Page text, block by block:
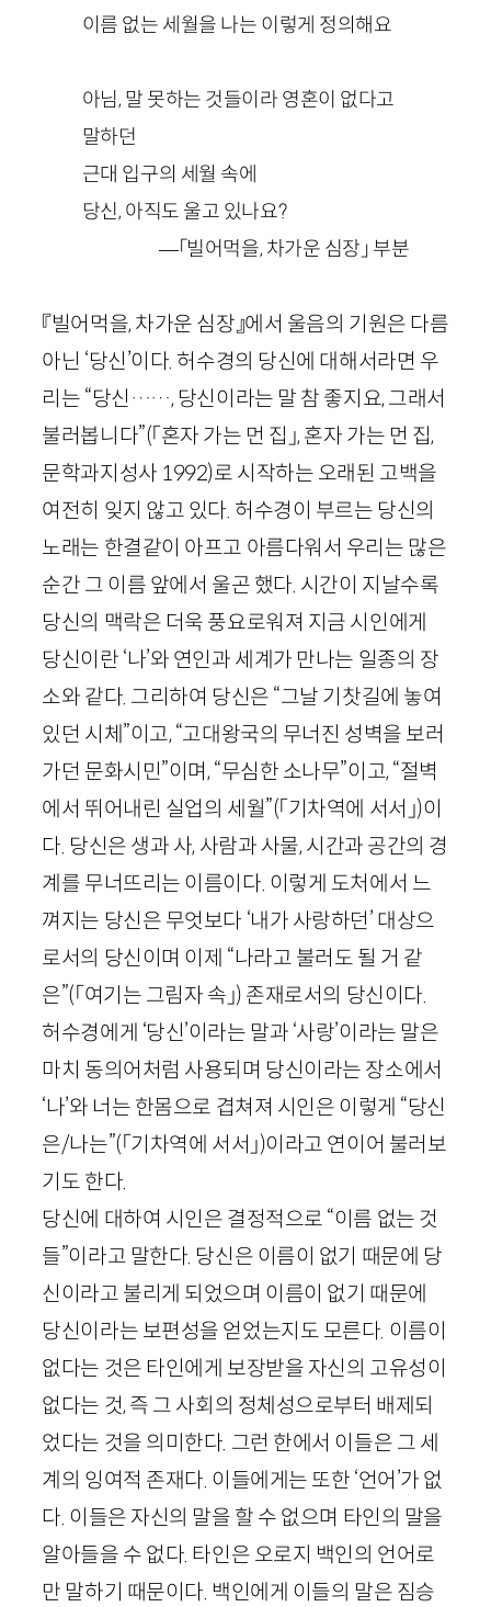
이름 없는 세월을 나는 이렇게 정의해요
아님, 말 못하는 것들이라 영혼이 없다고
말하던
근대 입구의 세월 속에
당신, 아직도 울고 있나요?
—「빌어먹을, 차가운 심장」 부분
『빌어먹을, 차가운 심장』에서 울음의 기원은 다름
아닌 ‘당신’이다. 허수경의 당신에 대해서라면 우
리는 “당신……, 당신이라는 말 참 좋지요, 그래서
불러봅니다”(「혼자 가는 먼 집」,혼자 가는 먼 집,
문학과지성사 1992)로 시작하는 오래된 고백을
여전히 잊지 않고 있다. 허수경이 부르는 당신의
노래는 한결같이 아프고 아름다워서 우리는 많은
순간 그 이름 앞에서 울곤 했다. 시간이 지날수록
당신의 맥락은 더욱 풍요로워져 지금 시인에게
당신이란 ‘나’와 연인과 세계가 만나는 일종의 장
소와 같다. 그리하여 당신은 “그날 기찻길에 놓여
있던 시체”이고, “고대왕국의 무너진 성벽을 보러
가던 문화시민”이며, “무심한 소나무”이고, “절벽
에서 뛰어내린 실업의 세월”(「기차역에 서서」)이
다. 당신은 생과 사, 사람과 사물, 시간과 공간의 경
계를 무너뜨리는 이름이다. 이렇게 도처에서 느
껴지는 당신은 무엇보다 ‘내가 사랑하던’ 대상으
로서의 당신이며 이제 “나라고 불러도 될 거 같
은”(「여기는 그림자 속」) 존재로서의 당신이다.
허수경에게 ‘당신’이라는 말과 ‘사랑’이라는 말은
마치 동의어처럼 사용되며 당신이라는 장소에서
‘나’와 너는 한몸으로 겹쳐져 시인은 이렇게 “당신
은/나는”(「 기차역에 서서 」)이라고 연이어 불러보
기도 한다.
당신에 대하여 시인은 결정적으로 “이름 없는 것
들”이라고 말한다. 당신은 이름이 없기 때문에 당
신이라고 불리게 되었으며 이름이 없기 때문에
당신이라는 보편성을 얻었는지도 모른다. 이름이
없다는 것은 타인에게 보장받을 자신의 고유성이
없다는 것, 즉 그 사회의 정체성으로부터 배제되
었다는 것을 의미한다. 그런 한에서 이들은 그 세
계의 잉여적 존재다. 이들에게는 또한 ‘언어’가 없
다. 이들은 자신의 말을 할 수 없으며 타인의 말을
알아들을 수 없다. 타인은 오로지 백인의 언어로
만 말하기 때문이다. 백인에게 이들의 말은 짐승